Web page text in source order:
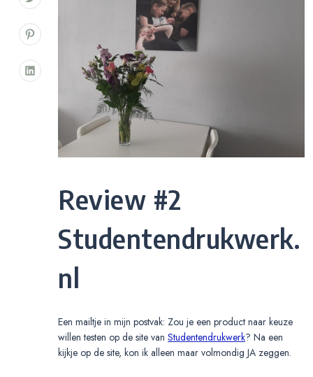
Review #2
Studentendrukwerk.
nl
Een mailtje in mijn postvak: Zou je een product naar keuze
willen testen op de site van Studentendrukwerk? Na een
kijkje op de site, kon ik alleen maar volmondig JA zeggen.